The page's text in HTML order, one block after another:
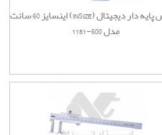
کولیس پایه دار دیجیتال (INSIZE) اینسایز 60 سانت
مدل 600-1151